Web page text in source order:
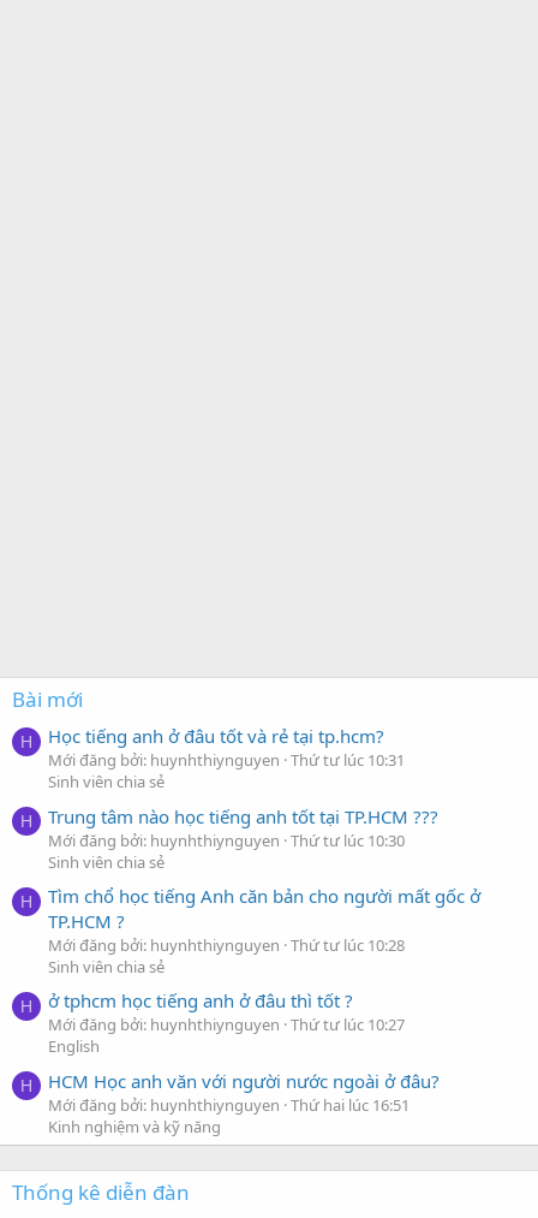
Bài mới
H Học tiếng anh ở đâu tốt và rẻ tại tp.hcm?
Mới đăng bởi: huynhthiynguyen Thứ tư lúc 10:31
Sinh viên chia sẻ
H Trung tâm nào học tiếng anh tốt tại TP.HCM ???
Mới đăng bởi: huynhthiynguyen Thứ tư lúc 10:30
Sinh viên chia sẻ
H
Tìm chổ học tiếng Anh căn bản cho người mất gốc ở
TP.HCM ?
Mới đăng bởi: huynhthiynguyen Thứ tư lúc 10:28
Sinh viên chia sẻ
H ở tphcm học tiếng anh ở đâu thì tốt ?
Mới đăng bởi: huynhthiynguyen Thứ tư lúc 10:27
English
H HCM Học anh văn với người nước ngoài ở đâu?
Mới đăng bởi: huynhthiynguyen Thứ hai lúc 16:51
Kinh nghiệm và kỹ năng
Thống kê diễn đàn